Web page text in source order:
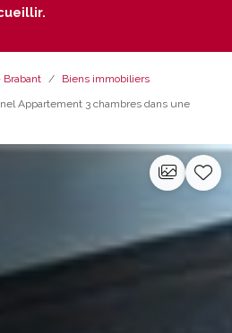
Brabant
Biens immobiliers
Appartement 3 chambres dans une